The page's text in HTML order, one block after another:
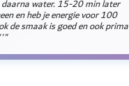
daarna water. 15-20 min later
en heb je energie voor 100
de smaak is goed en ook prima